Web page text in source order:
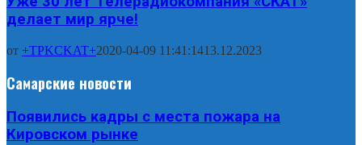
делает мир ярче!
от +TPKCKAT+2020-04-09 11:41:1413.12.2023
Самарские новости
Появились кадры с места пожара на
Кировском рынке